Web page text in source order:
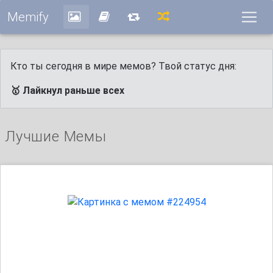
Memify
Кто ты сегодня в мире мемов? Твой статус дня:
🥇 Лайкнул раньше всех
Лучшие Мемы